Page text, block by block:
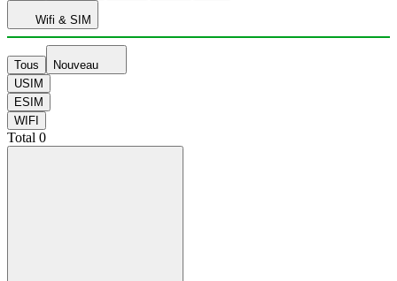
Wifi & SIM
Tous
Nouveau
USIM
ESIM
WIFI
Total 0